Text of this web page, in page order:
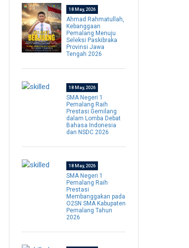
18 May, 2026
Ahmad Rahmatullah,
Kebanggaan
Pemalang Menuju
Seleksi Paskibraka
Provinsi Jawa
Tengah 2026
18 May, 2026
SMA Negeri 1
Pemalang Raih
Prestasi Gemilang
dalam Lomba Debat
Bahasa Indonesia
dan NSDC 2026
18 May, 2026
SMA Negeri 1
Pemalang Raih
Prestasi
Membanggakan pada
O2SN SMA Kabupaten
Pemalang Tahun
2026